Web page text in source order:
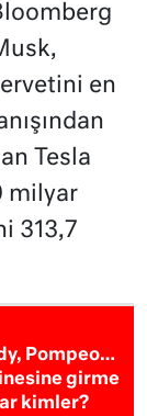
en
Tesla
milyar
313,7
Pompeo…
girme
kimler?